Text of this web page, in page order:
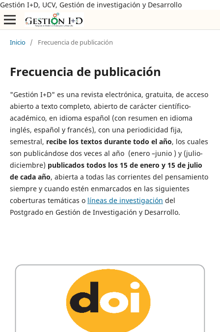
Gestión I+D, UCV, Gestión de investigación y Desarrollo
Inicio / Frecuencia de publicación
Frecuencia de publicación
"Gestión I+D" es una revista electrónica, gratuita, de acceso
abierto a texto completo, abierto de carácter científico-
académico, en idioma español (con resumen en idioma
inglés, español y francés), con una periodicidad fija,
semestral, recibe los textos durante todo el año, los cuales
son publicándose dos veces al año (enero –junio ) y (julio-
diciembre) publicados todos los 15 de enero y 15 de julio
de cada año, abierta a todas las corrientes del pensamiento
siempre y cuando estén enmarcados en las siguientes
coberturas temáticas o líneas de investigación del
Postgrado en Gestión de Investigación y Desarrollo.